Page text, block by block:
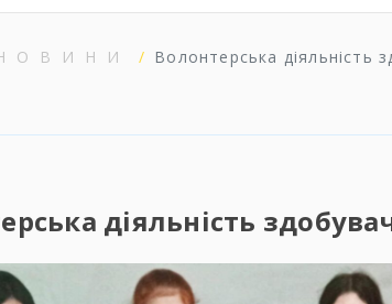
Волонтерська діяльність
діяльність